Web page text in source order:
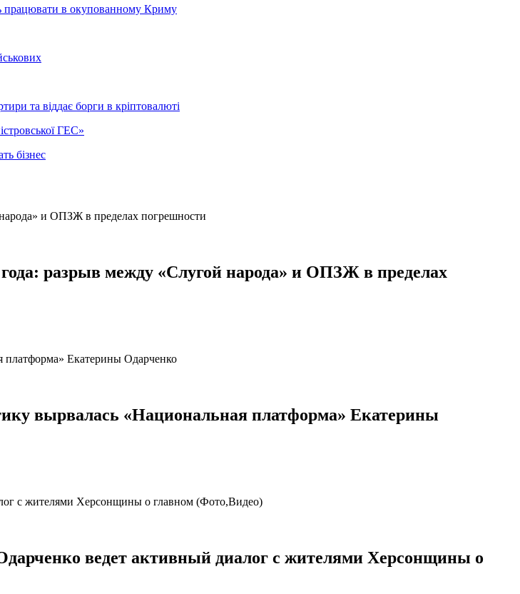
працювати в окупованному Криму
та віддає борги в кріптовалюті
ГЕС»
бізнес
разрыв между «Слугой народа» и ОПЗЖ в пределах
вырвалась «Национальная платформа» Екатерины
ведет активный диалог с жителями Херсонщины о